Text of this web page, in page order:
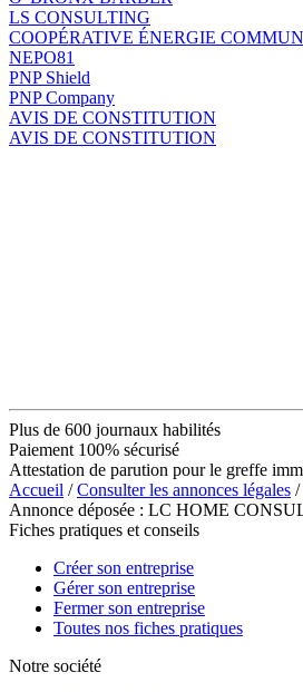
LS CONSULTING
COOPÉRATIVE ÉNERGIE
NEPO81
PNP Shield
PNP Company
AVIS DE CONSTITUTION
AVIS DE CONSTITUTION
Plus de 600 journaux habilités
Paiement 100% sécurisé
Attestation de parution pour le greffe
Accueil /Consulter les annonces légales /
Annonce déposée : LC HOME
Fiches pratiques et conseils
Créer son entreprise
Gérer son entreprise
Fermer son entreprise
Toutes nos fiches pratiques
Notre société